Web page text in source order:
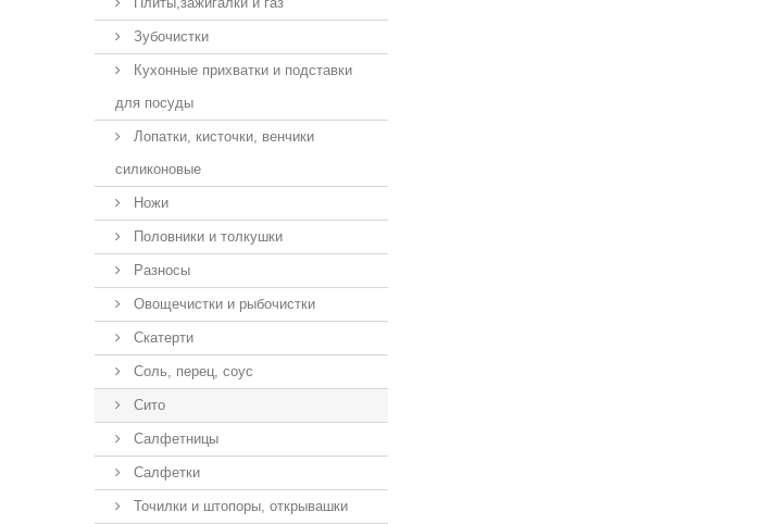
Зубочистки
Кухонные прихватки и подставки
для посуды
Лопатки, кисточки, венчики
силиконовые
Ножи
Половники и толкушки
Разносы
Овощечистки и рыбочистки
Скатерти
Соль, перец, соус
Сито
Салфетницы
Салфетки
Точилки и штопоры, открывашки